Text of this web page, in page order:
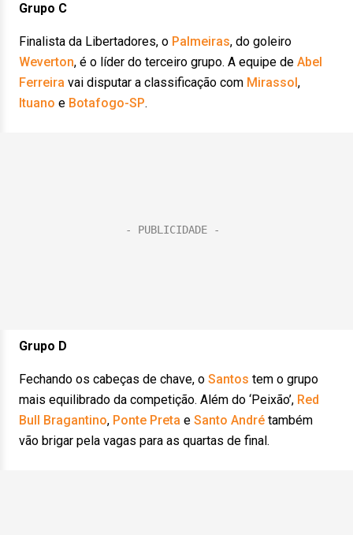
Grupo C
Finalista da Libertadores, o Palmeiras, do goleiro
Weverton, é o líder do terceiro grupo. A equipe de Abel
Ferreira vai disputar a classificação com Mirassol,
Ituano e Botafogo-SP.
Grupo D
Fechando os cabeças de chave, o Santos tem o grupo
mais equilibrado da competição. Além do ‘Peixão’, Red
Bull Bragantino, Ponte Preta e Santo André também
vão brigar pela vagas para as quartas de final.